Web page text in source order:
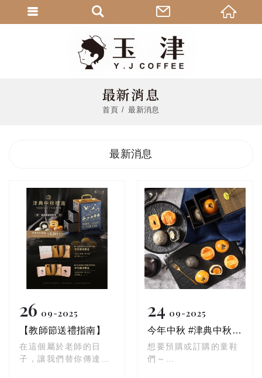
最新消息
首頁 最新消息
最新消息
26 09 2025
【教師節送禮指南】
在這個屬於老師的日
子，讓我們替你傳達滿
24 09 2025
今年中秋 #津典中秋禮盒 已經熱銷爆賣啦！
想要預購或訂購的童鞋
們～